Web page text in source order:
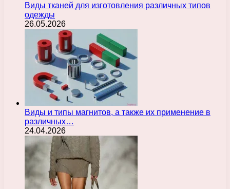
Виды тканей для изготовления различных типов
одежды
26.05.2026
Виды и типы магнитов, а также их применение в
различных…
24.04.2026